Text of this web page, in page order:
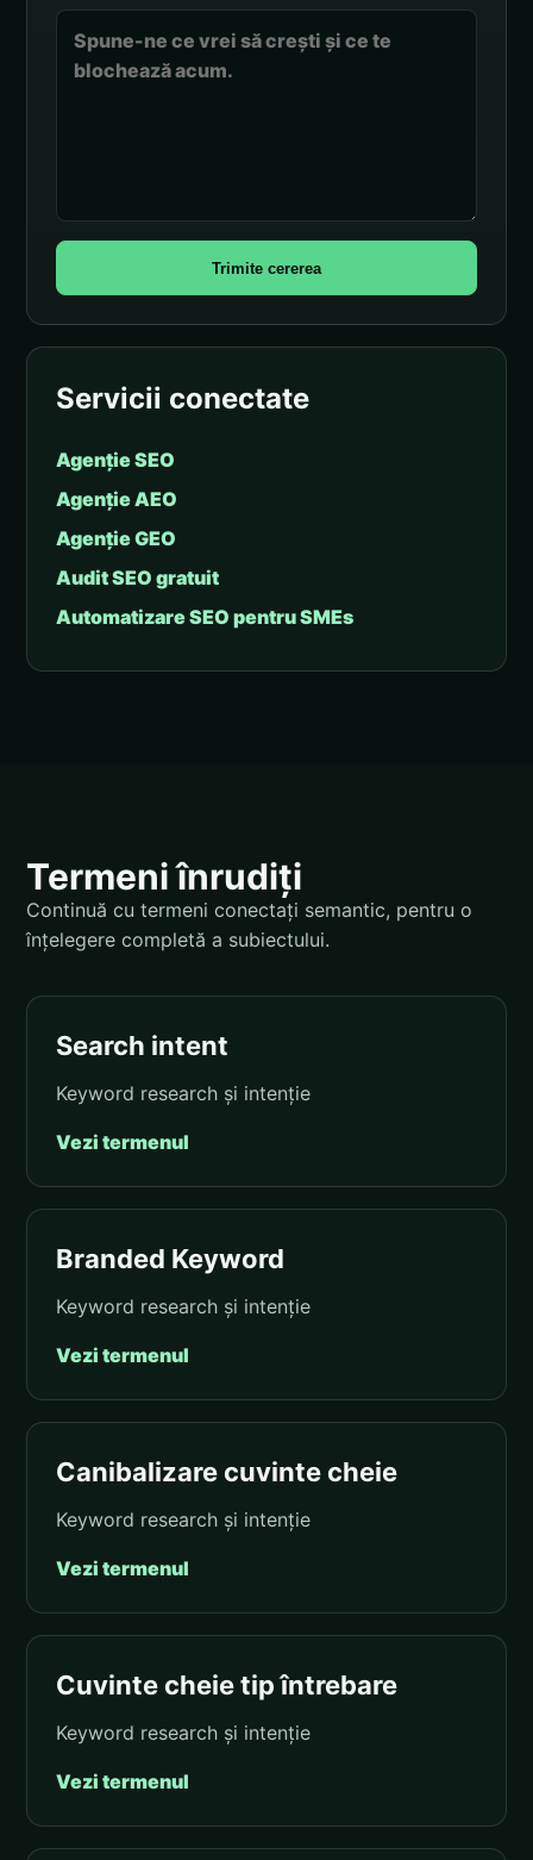
Trimite cererea
Servicii conectate
Agenție SEO
Agenție AEO
Agenție GEO
Audit SEO gratuit
Automatizare SEO pentru SMEs
Termeni înrudiți
Continuă cu termeni conectați semantic, pentru o
înțelegere completă a subiectului.
Search intent
Keyword research și intenție
Vezi termenul
Branded Keyword
Keyword research și intenție
Vezi termenul
Canibalizare cuvinte cheie
Keyword research și intenție
Vezi termenul
Cuvinte cheie tip întrebare
Keyword research și intenție
Vezi termenul